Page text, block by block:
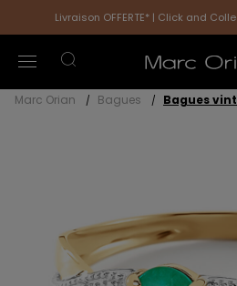
Livraison OFFERTE* | Click and
Marc Orian Bagues Bagues